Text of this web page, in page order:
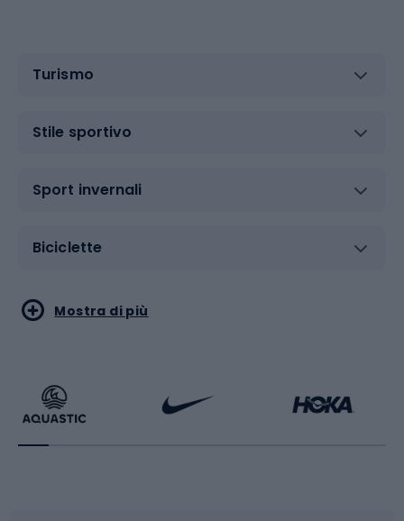
Turismo
Stile sportivo
Sport invernali
Biciclette
Sport acquatici
Bikepacking
Sport di arti marziali
Sport con le racchette
Mostra di più